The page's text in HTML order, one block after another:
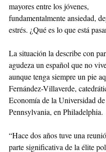
mayores entre los jóvenes,
fundamentalmente ansiedad,
estrés. ¿Qué es lo que está
La situación la describe con
agudeza un español que no
aunque tenga siempre un pie
Fernández-Villaverde,
Economía de la Universidad de
Pennsylvania, en Philadelphia.
“Hace dos años tuve una
parte significativa de la élite